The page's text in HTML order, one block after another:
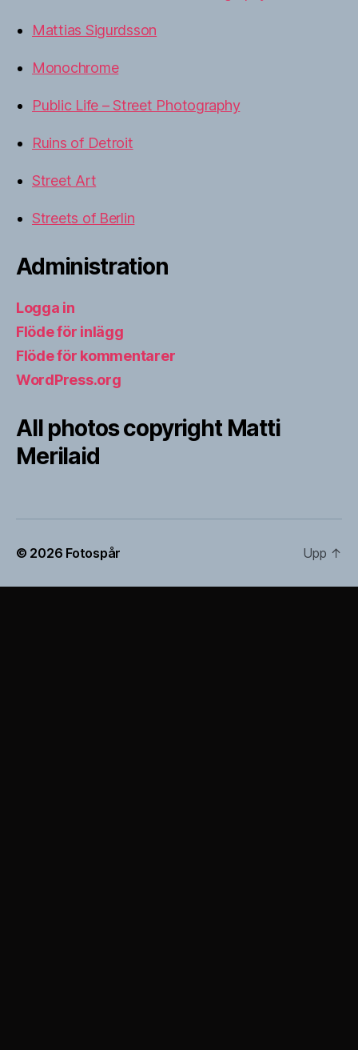
Mattias Sigurdsson
Monochrome
Public Life – Street Photography
Ruins of Detroit
Street Art
Streets of Berlin
Administration
Logga in
Flöde för inlägg
Flöde för kommentarer
WordPress.org
All photos copyright Matti
Merilaid
© 2026 Fotospår Upp ↑